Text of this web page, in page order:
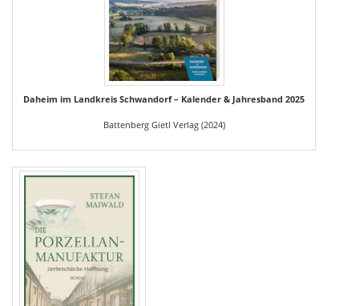
Daheim im Landkreis Schwandorf – Kalender & Jahresband 2025
Battenberg Gietl Verlag (2024)